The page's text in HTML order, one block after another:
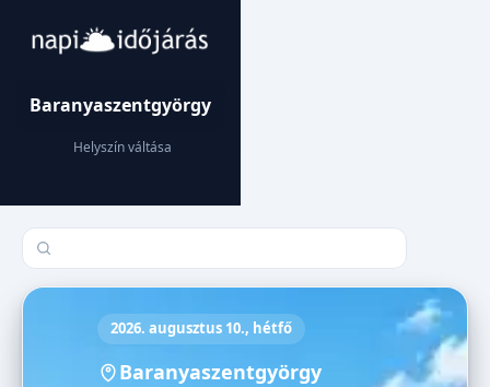
Baranyaszentgyörgy
Helyszín váltása
Település keresése
2026. augusztus 10., hétfő
Baranyaszentgyörgy